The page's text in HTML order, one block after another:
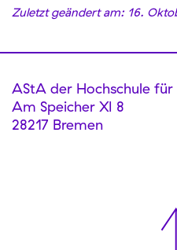
Zuletzt geändert am: 16.
AStA der Hochschule für
Am Speicher XI 8
28217 Bremen